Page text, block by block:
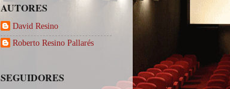
AUTORES
David Resino
Roberto Resino Pallarés
SEGUIDORES